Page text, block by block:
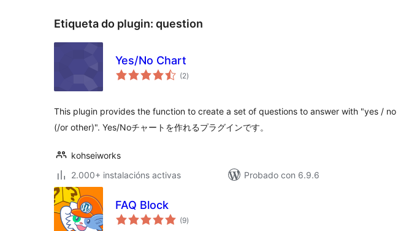
Etiqueta do plugin: question
Yes/No Chart
(2valoracións
totais
)
This plugin provides the function to create a set of questions to answer with "yes / no
(/or other)". Yes/Noチャートを作れるプラグインです。
kohseiworks
2.000+ instalacións activas
Probado con 6.9.6
FAQ Block
(9valoracións
totais
)